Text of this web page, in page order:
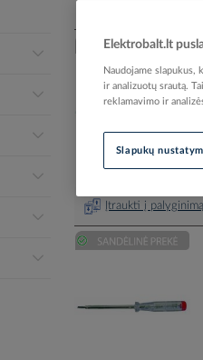
Įtraukti į palyginimą
Elektrobalt.lt
Naudojame
ir analizuotų srautą.
reklamavimo ir
Slapukų